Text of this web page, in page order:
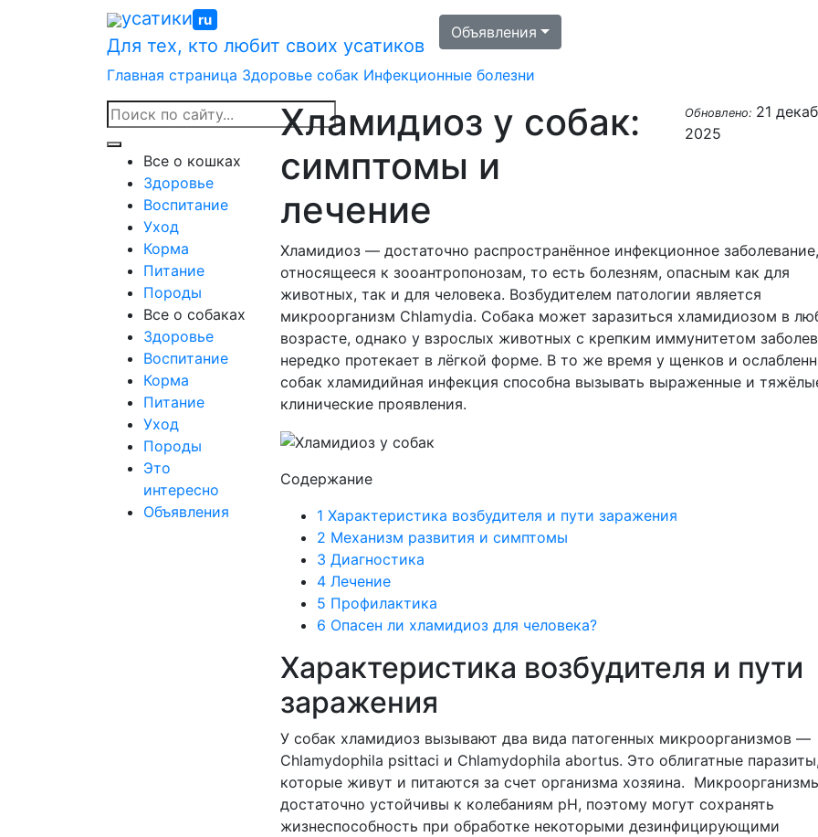
усатики ru
Для тех, кто любит своих усатиков
Объявления
Главная страница Здоровье собак Инфекционные болезни
Все о кошках
Здоровье
Воспитание
Уход
Корма
Питание
Породы
Все о собаках
Здоровье
Воспитание
Корма
Питание
Уход
Породы
Это
интересно
Объявления
Хламидиоз у собак:
симптомы и
лечение
Обновлено: 21
2025
Хламидиоз — достаточно распространённое инфекционное заболевание,
относящееся к зооантропонозам, то есть болезням, опасным как для
животных, так и для человека. Возбудителем патологии является
микроорганизм Chlamydia. Собака может заразиться хламидиозом в
возрасте, однако у взрослых животных с крепким иммунитетом
нередко протекает в лёгкой форме. В то же время у щенков и
собак хламидийная инфекция способна вызывать выраженные и
клинические проявления.
Содержание
1 Характеристика возбудителя и пути заражения
2 Механизм развития и симптомы
3 Диагностика
4 Лечение
5 Профилактика
6 Опасен ли хламидиоз для человека?
Характеристика возбудителя и пути
заражения
У собак хламидиоз вызывают два вида патогенных микроорганизмов ―
Chlamydophila psittaci и Chlamydophila abortus. Это облигатные паразиты,
которые живут и питаются за счет организма хозяина.
достаточно устойчивы к колебаниям рН, поэтому могут сохранять
жизнеспособность при обработке некоторыми дезинфицирующими